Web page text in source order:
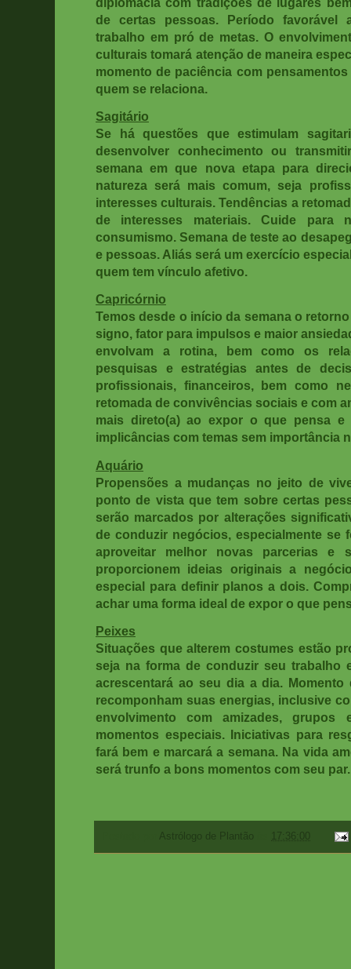
de certas pessoas. Período favorável
trabalho em pró de metas. O
culturais tomará atenção de maneira
momento de paciência com
quem se relaciona.
Sagitário
Se há questões que estimulam
desenvolver conhecimento ou
semana em que nova etapa para
natureza será mais comum, seja
interesses culturais. Tendências a
de interesses materiais. Cuide para
consumismo. Semana de teste ao
e pessoas. Aliás será um exercício
quem tem vínculo afetivo.
Capricórnio
Temos desde o início da semana o
signo, fator para impulsos e maior
envolvam a rotina, bem como os
pesquisas e estratégias antes de
profissionais, financeiros, bem como
retomada de convivências sociais e com
mais direto(a) ao expor o que pensa e
implicâncias com temas sem importância
Aquário
Propensões a mudanças no jeito de
ponto de vista que tem sobre certas
serão marcados por alterações
de conduzir negócios, especialmente se
aproveitar melhor novas parcerias e
proporcionem ideias originais a
especial para definir planos a dois.
achar uma forma ideal de expor o que
Peixes
Situações que alterem costumes estão
seja na forma de conduzir seu trabalho
acrescentará ao seu dia a dia.
recomponham suas energias, inclusive
envolvimento com amizades, grupos
momentos especiais. Iniciativas para
fará bem e marcará a semana. Na vida
será trunfo a bons momentos com seu par.
Astrólogo de Plantão 17:36:00